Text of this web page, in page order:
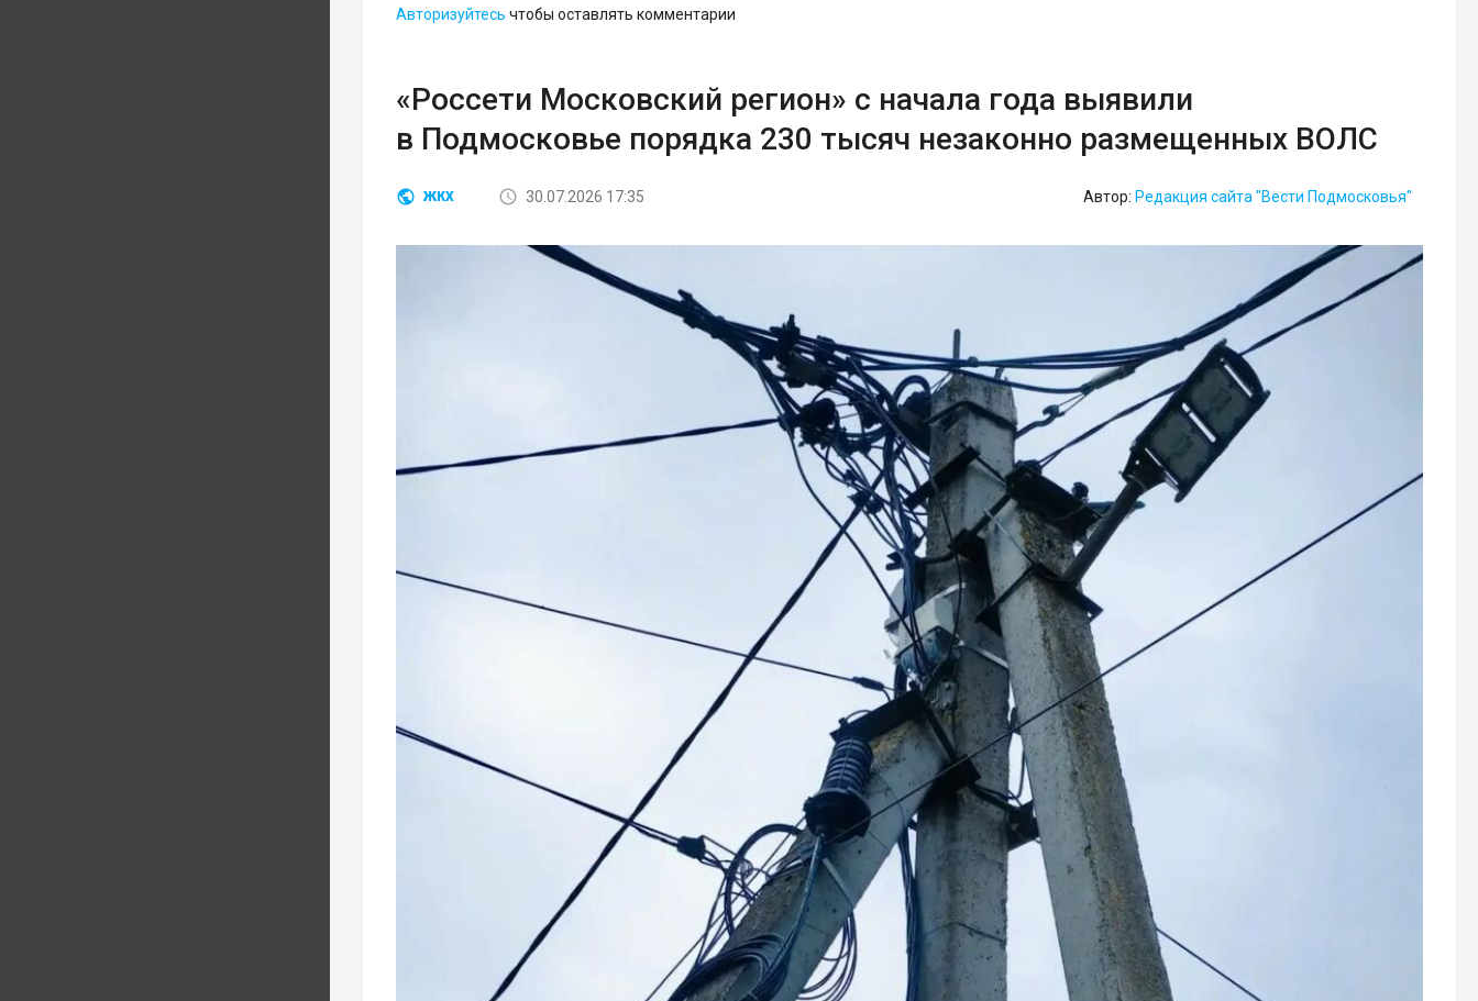
Авторизуйтесь чтобы оставлять комментарии
«Россети Московский регион» с начала года выявили
в Подмосковье порядка 230 тысяч незаконно размещенных ВОЛС
ЖКХ 30.07.2026 17:35 Автор: Редакция сайта "Вести Подмосковья"